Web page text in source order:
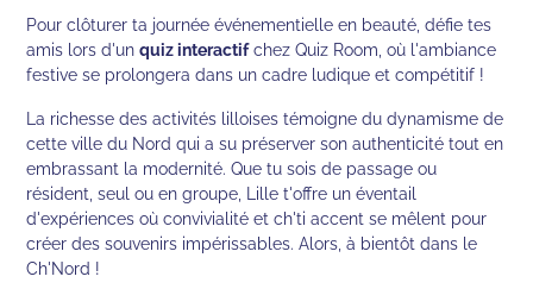
Pour clôturer ta journée événementielle en beauté, défie tes
amis lors d'unquiz interactifchez Quiz Room, où l'ambiance
festive se prolongera dans un cadre ludique et compétitif !
La richesse des activités lilloises témoigne du dynamisme de
cette ville du Nord qui a su préserver son authenticité tout en
embrassant la modernité. Que tu sois de passage ou
résident, seul ou en groupe, Lille t'offre un éventail
d'expériences où convivialité et ch'ti accent se mêlent pour
créer des souvenirs impérissables. Alors, à bientôt dans le
Ch'Nord !